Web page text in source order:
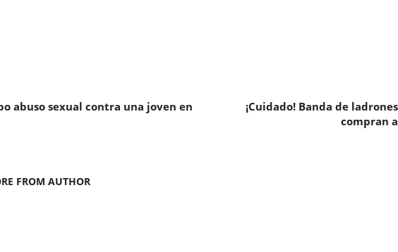
abuso sexual contra una joven en
¡Cuidado! Banda de
compran
FROM AUTHOR